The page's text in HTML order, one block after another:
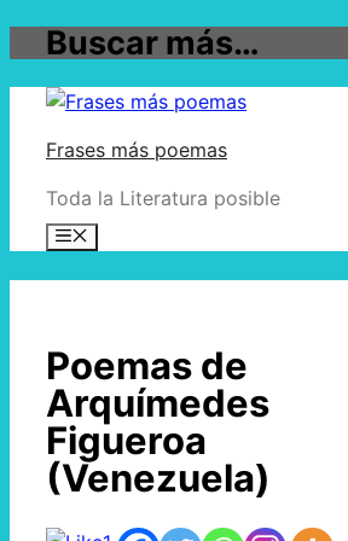
Buscar más…
Frases más poemas
Toda la Literatura posible
Poemas de
Arquímedes
Figueroa
(Venezuela)